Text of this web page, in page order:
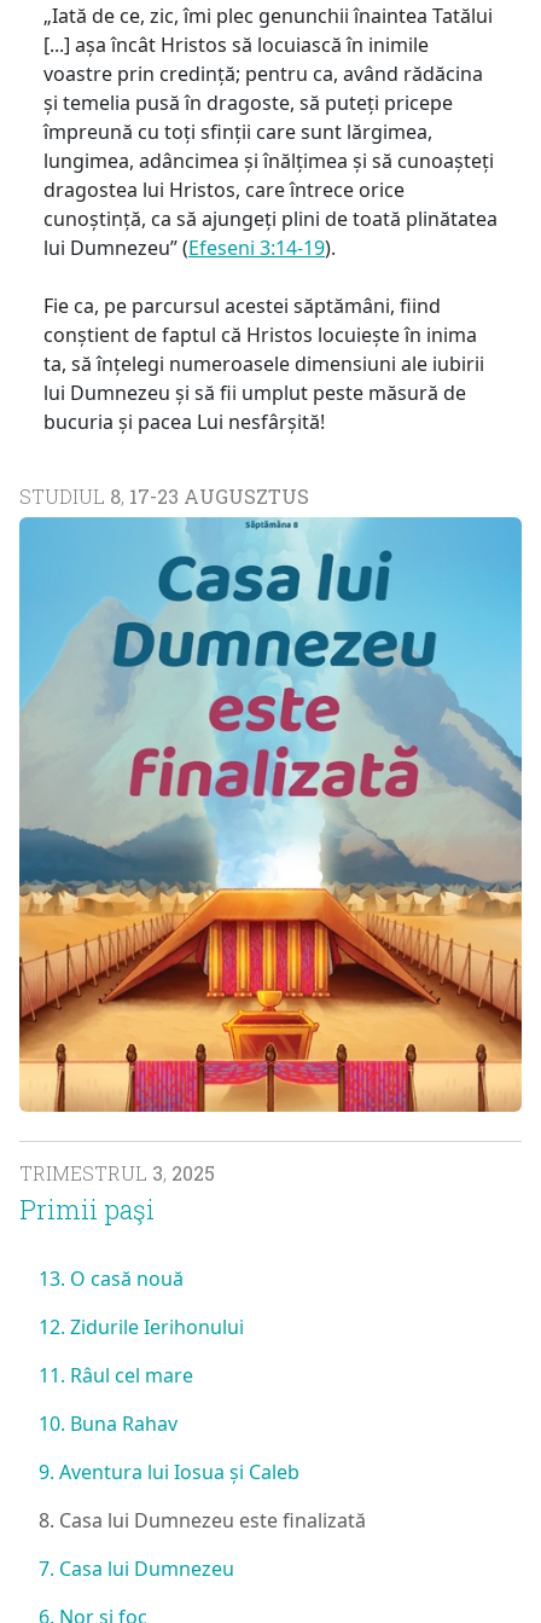
„Iată de ce, zic, îmi plec genunchii înaintea Tatălui
[...] așa încât Hristos să locuiască în inimile
voastre prin credință; pentru ca, având rădăcina
și temelia pusă în dragoste, să puteți pricepe
împreună cu toți sfinții care sunt lărgimea,
lungimea, adâncimea și înălțimea și să cunoașteți
dragostea lui Hristos, care întrece orice
cunoștință, ca să ajungeți plini de toată plinătatea
lui Dumnezeu” (Efeseni 3:14-19).
Fie ca, pe parcursul acestei săptămâni, fiind
conștient de faptul că Hristos locuiește în inima
ta, să înțelegi numeroasele dimensiuni ale iubirii
lui Dumnezeu și să fii umplut peste măsură de
bucuria și pacea Lui nesfârșită!
STUDIUL 8, 17-23 AUGUSZTUS
TRIMESTRUL 3, 2025
Primii paşi
13. O casă nouă
12. Zidurile Ierihonului
11. Râul cel mare
10. Buna Rahav
9. Aventura lui Iosua și Caleb
8. Casa lui Dumnezeu este finalizată
7. Casa lui Dumnezeu
6. Nor și foc